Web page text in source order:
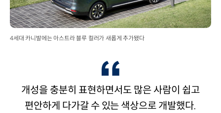
4세대 카니발에는 아스트라 블루 컬러가 새롭게 추가됐다
개성을 충분히 표현하면서도 많은 사람이 쉽고
편안하게 다가갈 수 있는 색상으로 개발했다.